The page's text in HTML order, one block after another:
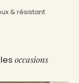
& résistant
occasions